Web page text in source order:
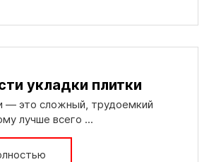
укладки плитки
— это сложный, трудоемкий
лучше всего ...